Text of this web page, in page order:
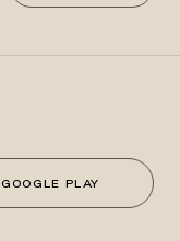
GOOGLE PLAY